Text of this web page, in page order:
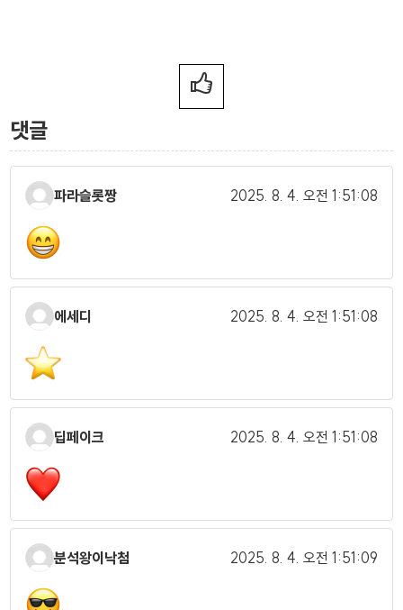
댓글
파라슬롯짱 2025. 8. 4. 오전 1:51:08
에세디 2025. 8. 4. 오전 1:51:08
딥페이크 2025. 8. 4. 오전 1:51:08
분석왕이낙첨 2025. 8. 4. 오전 1:51:09